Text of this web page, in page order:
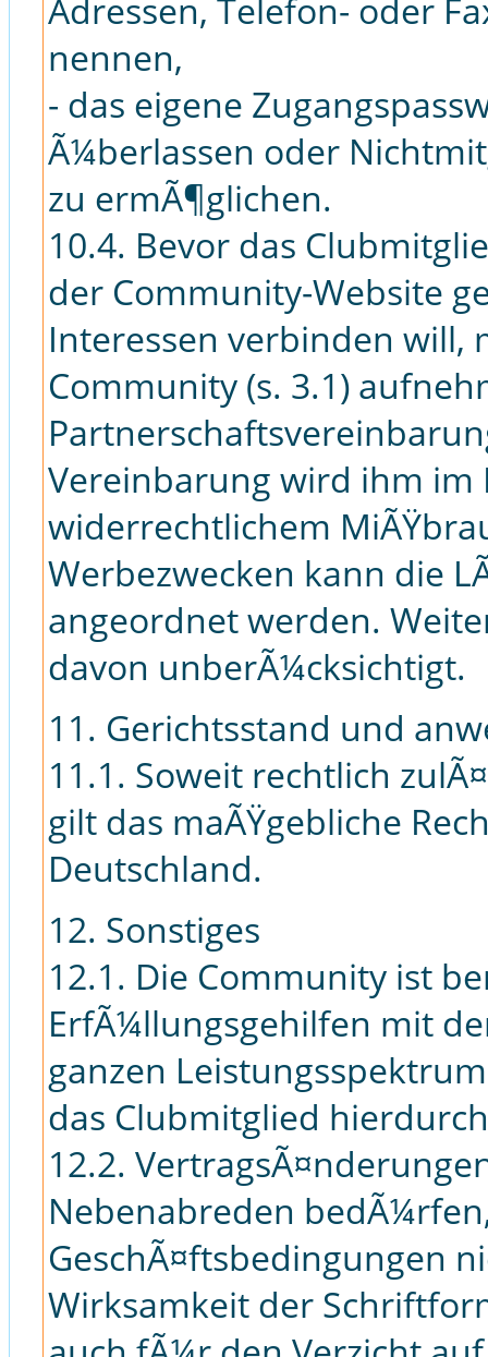
Adressen, Telefon- oder
nennen,
- das eigene
Ã¼berlassen oder
zu ermÃ¶glichen.
10.4. Bevor das
der Community-Website
Interessen verbinden will,
Community (s. 3.1)
Vereinbarung wird ihm im
widerrechtlichem
Werbezwecken kann die
angeordnet werden.
davon unberÃ¼cksichtigt.
11. Gerichtsstand und
11.1. Soweit rechtlich
gilt das maÃŸgebliche
Deutschland.
12. Sonstiges
12.1. Die Community ist
ErfÃ¼llungsgehilfen mit
ganzen
das Clubmitglied
12.2.
Nebenabreden
GeschÃ¤ftsbedingungen
Wirksamkeit der